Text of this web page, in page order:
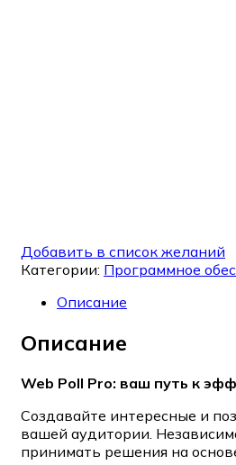
Добавить в список желаний
Категории: Программное
Описание
Описание
Web Poll Pro: ваш путь к
Создавайте интересные и
вашей аудитории.
принимать решения на